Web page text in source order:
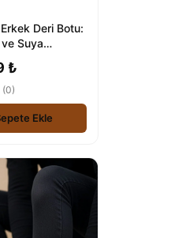
Deri Botu:
Suya
₺
(0)
Ekle